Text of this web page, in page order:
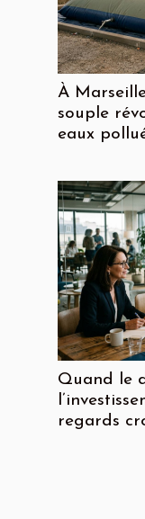
À
souple
eaux
Quand le
regards